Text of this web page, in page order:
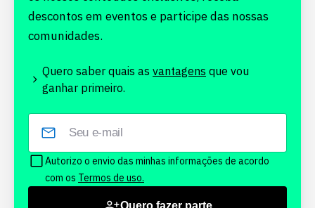
descontos em eventos e participe das nossas
comunidades.
Quero saber quais as vantagens que vou
ganhar primeiro.
Autorizo o envio das minhas informações de acordo
com os Termos de uso.
Quero fazer parte